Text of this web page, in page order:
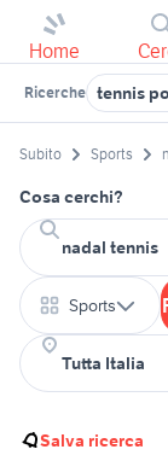
Home
Ricerche tennis
Subito Sports
Cosa cerchi?
Sports
Salva ricerca